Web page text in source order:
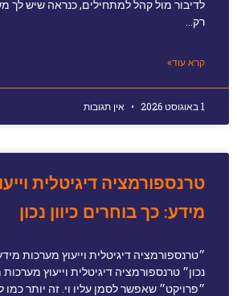
לדיבור מול קהל למתחילים, כנראה שיש לך
רק…
קרא עוד»
1 באוגוסט 2026 אין תגובות
טרנספורמציה דיגיטלית
מידע: כך בוחרים כיוון נכון
״טרנספורמציה דיגיטלית וייעוץ מערכות
נכון״ טרנספורמציה דיגיטלית וייעוץ
״פרויקט״ שאפשר לסמן עליו וי. זה יותר כמו